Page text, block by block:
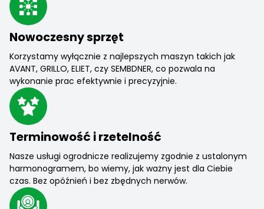
Nowoczesny sprzęt
Korzystamy wyłącznie z najlepszych maszyn takich jak
AVANT, GRILLO, ELIET, czy SEMBDNER, co pozwala na
wykonanie prac efektywnie i precyzyjnie.
Terminowość i rzetelność
Nasze usługi ogrodnicze realizujemy zgodnie z ustalonym
harmonogramem, bo wiemy, jak ważny jest dla Ciebie
czas. Bez opóźnień i bez zbędnych nerwów.